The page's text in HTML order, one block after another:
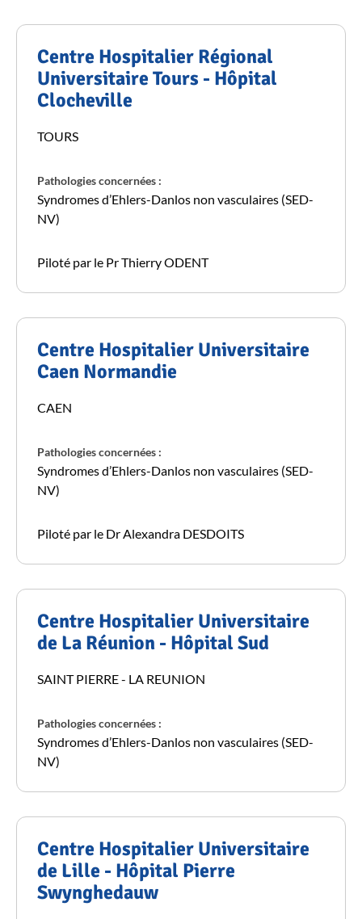
Centre Hospitalier Régional
Universitaire Tours - Hôpital
Clocheville
TOURS
Pathologies concernées :
Syndromes d’Ehlers-Danlos non vasculaires (SED-
NV)
Piloté par le Pr Thierry ODENT
Centre Hospitalier Universitaire
Caen Normandie
CAEN
Pathologies concernées :
Syndromes d’Ehlers-Danlos non vasculaires (SED-
NV)
Piloté par le Dr Alexandra DESDOITS
Centre Hospitalier Universitaire
de La Réunion - Hôpital Sud
SAINT PIERRE - LA REUNION
Pathologies concernées :
Syndromes d’Ehlers-Danlos non vasculaires (SED-
NV)
Centre Hospitalier Universitaire
de Lille - Hôpital Pierre
Swynghedauw